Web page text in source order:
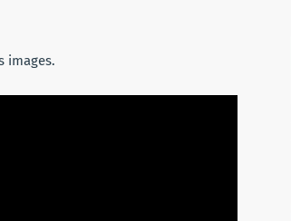
images.